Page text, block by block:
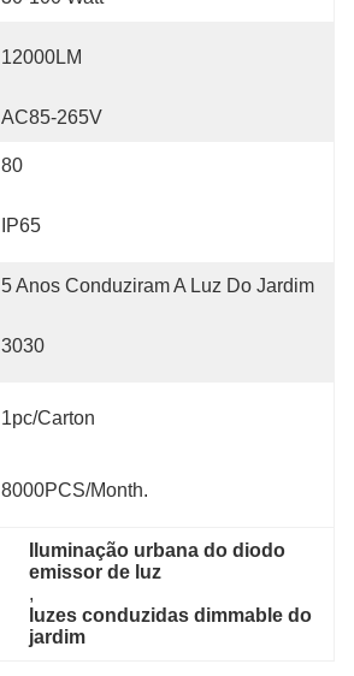
12000LM
AC85-265V
80
IP65
5 Anos Conduziram A Luz Do Jardim
3030
1pc/carton
8000PCS/Month.
Iluminação urbana do diodo
emissor de luz
,
luzes conduzidas dimmable do
jardim